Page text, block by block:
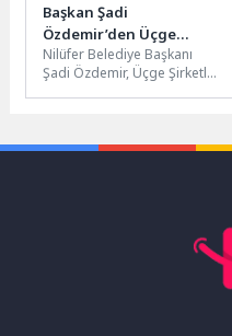
Başkan Şadi
Özdemir’den Üçge
Şirketler Grubu’na
inovasyon ziyareti
Nilüfer Belediye Başkanı
Şadi Özdemir, Üçge Şirketler